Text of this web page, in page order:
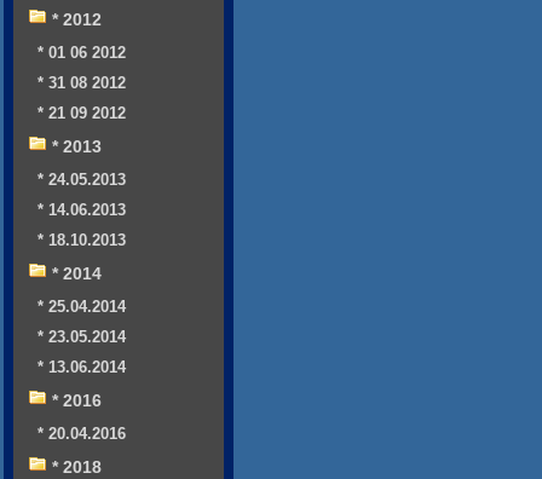
* 2012
* 01 06 2012
* 31 08 2012
* 21 09 2012
* 2013
* 24.05.2013
* 14.06.2013
* 18.10.2013
* 2014
* 25.04.2014
* 23.05.2014
* 13.06.2014
* 2016
* 20.04.2016
* 2018